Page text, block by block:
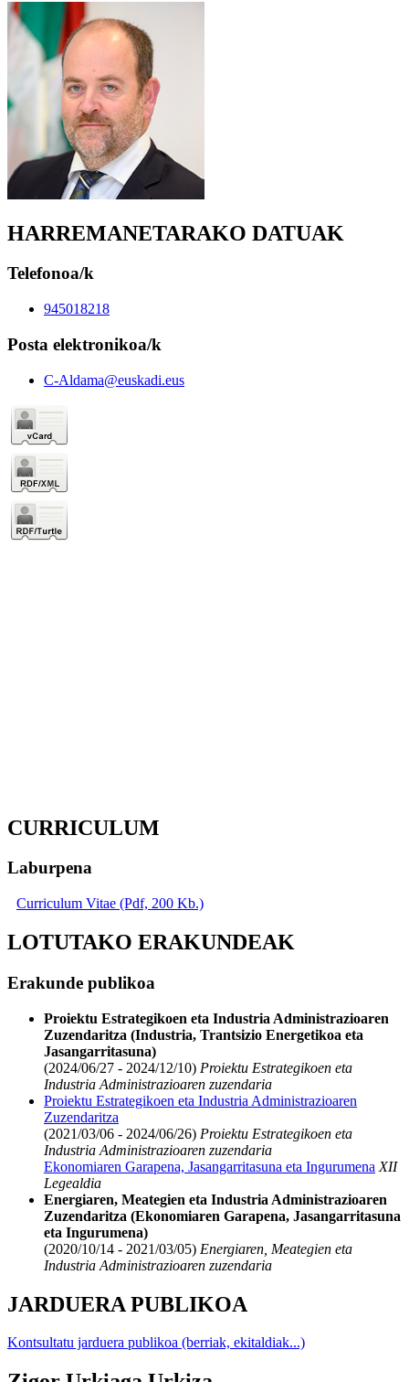
HARREMANETARAKO DATUAK
Telefonoa/k
945018218
Posta elektronikoa/k
C-Aldama@euskadi.eus
CURRICULUM
Laburpena
Curriculum Vitae (Pdf, 200 Kb.)
LOTUTAKO ERAKUNDEAK
Erakunde publikoa
Proiektu Estrategikoen eta Industria Administrazioaren
Zuzendaritza (Industria, Trantsizio Energetikoa eta
Jasangarritasuna)
(2024/06/27 - 2024/12/10) Proiektu Estrategikoen eta
Industria Administrazioaren zuzendaria
Proiektu Estrategikoen eta Industria Administrazioaren
Zuzendaritza
(2021/03/06 - 2024/06/26) Proiektu Estrategikoen eta
Industria Administrazioaren zuzendaria
Ekonomiaren Garapena, Jasangarritasuna eta Ingurumena XII
Legealdia
Energiaren, Meategien eta Industria Administrazioaren
Zuzendaritza (Ekonomiaren Garapena, Jasangarritasuna
eta Ingurumena)
(2020/10/14 - 2021/03/05) Energiaren, Meategien eta
Industria Administrazioaren zuzendaria
JARDUERA PUBLIKOA
Kontsultatu jarduera publikoa (berriak, ekitaldiak...)